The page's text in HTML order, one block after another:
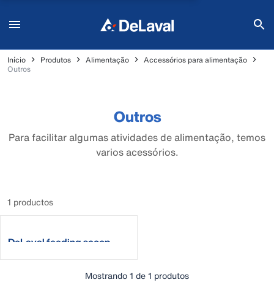
Início Produtos Alimentação
Accessórios para alimentação
Outros
Outros
Para facilitar algumas atividades de alimentação, temos
varios acessórios.
1 productos
DeLaval feeding scoop
Mostrando 1 de 1 produtos